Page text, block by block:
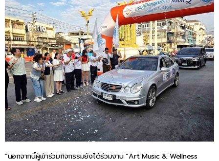
“นอกจากนี้ผู้เข้าร่วมกิจกรรมยังได้ร่วมงาน “Art Music & Wellness